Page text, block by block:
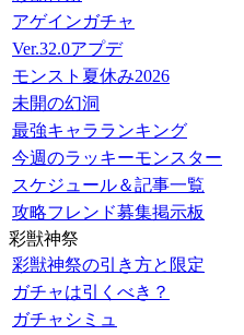
アゲインガチャ
Ver.32.0アプデ
モンスト夏休み2026
未開の幻洞
最強キャラランキング
今週のラッキーモンスター
スケジュール＆記事一覧
攻略フレンド募集掲示板
彩獣神祭
彩獣神祭の引き方と限定
ガチャは引くべき？
ガチャシミュ